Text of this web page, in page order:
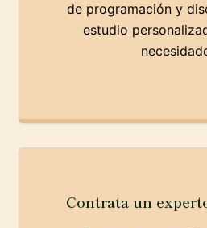
de programación y
estudio
Contrata un